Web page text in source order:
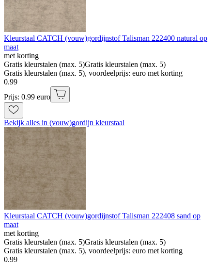
Kleurstaal CATCH (vouw)gordijnstof Talisman 222400 natural op
maat
met korting
Gratis kleurstalen (max. 5)Gratis kleurstalen (max. 5)
Gratis kleurstalen (max. 5), voordeelprijs: euro met korting
0.99
Prijs: 0.99 euro
Bekijk alles in (vouw)gordijn kleurstaal
Kleurstaal CATCH (vouw)gordijnstof Talisman 222408 sand op
maat
met korting
Gratis kleurstalen (max. 5)Gratis kleurstalen (max. 5)
Gratis kleurstalen (max. 5), voordeelprijs: euro met korting
0.99